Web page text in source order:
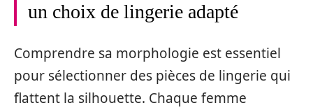
un choix de lingerie adapté
Comprendre sa morphologie est essentiel
pour sélectionner des pièces de lingerie qui
flattent la silhouette. Chaque femme